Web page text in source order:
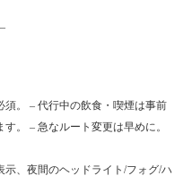
。 – 代行中の飲食・喫煙は事前
。 – 急なルート変更は早めに。
、夜間のヘッドライト/フォグ/ハ